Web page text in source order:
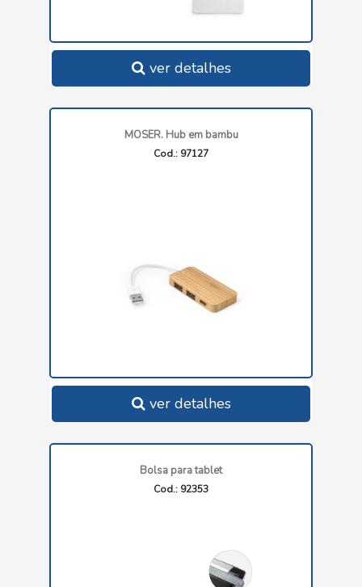
ver detalhes
MOSER. Hub em bambu
Cod.: 97127
ver detalhes
Bolsa para tablet
Cod.: 92353